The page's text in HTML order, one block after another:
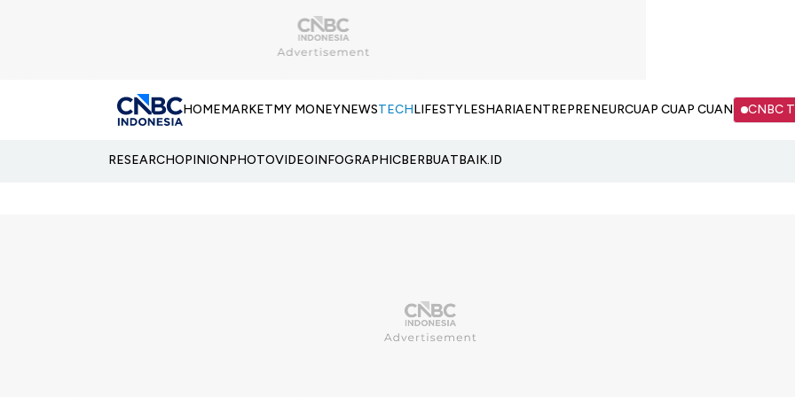
HOMEMARKETMY MONEYNEWSTECHLIFESTYLESHARIAENTREPRENEURCUAP CUAP CUAN CNBC
RESEARCHOPINIONPHOTOVIDEOINFOGRAPHICBERBUATBAIK.ID